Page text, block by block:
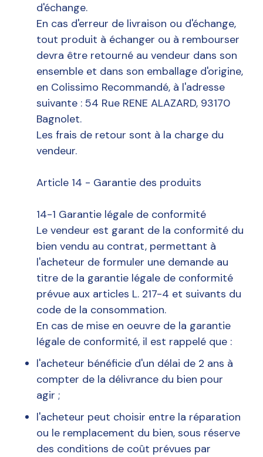
d'échange.
En cas d'erreur de livraison ou d'échange,
tout produit à échanger ou à rembourser
devra être retourné au vendeur dans son
ensemble et dans son emballage d'origine,
en Colissimo Recommandé, à l'adresse
suivante : 54 Rue RENE ALAZARD, 93170
Bagnolet.
Les frais de retour sont à la charge du
vendeur.
Article 14 - Garantie des produits
14-1 Garantie légale de conformité
Le vendeur est garant de la conformité du
bien vendu au contrat, permettant à
l'acheteur de formuler une demande au
titre de la garantie légale de conformité
prévue aux articles L. 217-4 et suivants du
code de la consommation.
En cas de mise en oeuvre de la garantie
légale de conformité, il est rappelé que :
l'acheteur bénéficie d'un délai de 2 ans à
compter de la délivrance du bien pour
agir ;
l'acheteur peut choisir entre la réparation
ou le remplacement du bien, sous réserve
des conditions de coût prévues par